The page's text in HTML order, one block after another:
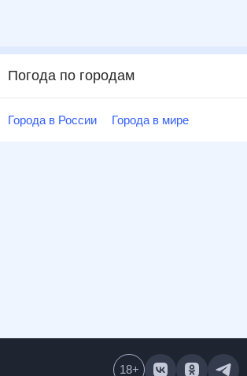
Погода по городам
Города в России Города в мире
18+